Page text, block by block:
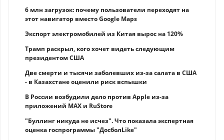
6 млн загрузок: почему пользователи переходят на
этот навигатор вместо Google Maps
Экспорт электромобилей из Китая вырос на 120%
Трамп раскрыл, кого хочет видеть следующим
президентом США
Две смерти и тысячи заболевших из-за салата в США
- в Казахстане оценили риск вспышки
В России возбудили дело против Apple из-за
приложений MAX и RuStore
"Буллинг никуда не исчез". Что показала экспертная
оценка госпрограммы "ДосболLike"